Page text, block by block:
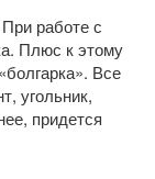
работе с
Плюс к этому
Все
угольник,
придется